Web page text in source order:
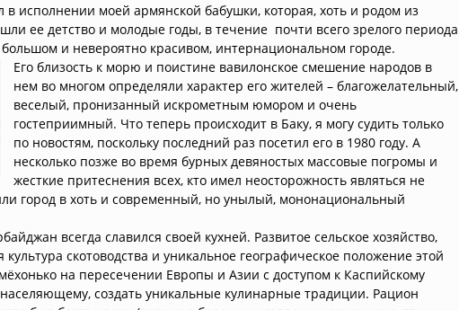
исполнении моей армянской бабушки, которая, хоть и родом из
ее детство и молодые годы, в течение почти всего зрелого периода
и невероятно красивом, интернациональном городе.
Его близость к морю и поистине вавилонское смешение народов в
нем во многом определяли характер его жителей – благожелательный,
веселый, пронизанный искрометным юмором и очень
гостеприимный. Что теперь происходит в Баку, я могу судить только
по новостям, поскольку последний раз посетил его в 1980 году. А
несколько позже во время бурных девяностых массовые погромы и
жесткие притеснения всех, кто имел неосторожность являться не
город в хоть и современный, но унылый, мононациональный
всегда славился своей кухней. Развитое сельское хозяйство,
скотоводства и уникальное географическое положение этой
на пересечении Европы и Азии с доступом к Каспийскому
создать уникальные кулинарные традиции. Рацион